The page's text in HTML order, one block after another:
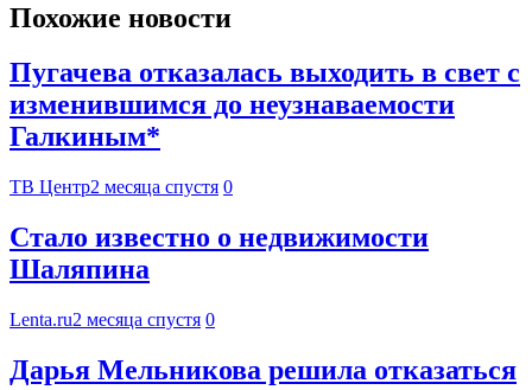
Похожие новости
Пугачева отказалась выходить в свет с
изменившимся до неузнаваемости
Галкиным*
ТВ Центр2 месяца спустя 0
Стало известно о недвижимости
Шаляпина
Lenta.ru2 месяца спустя 0
Дарья Мельникова решила отказаться